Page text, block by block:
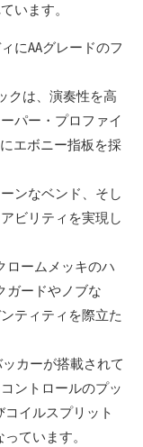
います。
にAAグレードのフ
クは、演奏性を高
パー・プロファイ
エボニー指板を採
ンなベンド、そし
ビリティを実現し
ロームメッキのハ
ガードやノブな
ティティを際立た
カーが搭載されて
ントロールのプッ
イルスプリット
ています。